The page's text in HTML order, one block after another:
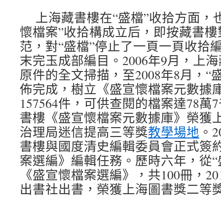
上海藏書樓在“盛檔”收拾方面，
懷檔案”收拾構成立后，即按藏書
范，對“盛檔”停止了一頁一頁收拾
末完玉成部編目。2006年9月，上
原件的全文掃描，至2008年8月，“
佈完成，樹立《盛宣懷檔案元數據
157564件，可供查閱的檔案達78萬
書樓《盛宣懷檔案元數據庫》榮獲
治理局迷信提高三等獎教學場地 。
書樓與國度清史編輯委員會正式簽
案選編》編輯任務。歷時六年，從
《盛宣懷檔案選編》，共100冊，
出書社出書，榮獲上海圖書獎二等